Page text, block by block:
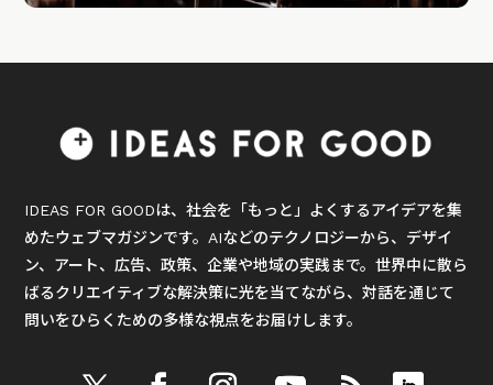
IDEAS FOR GOODは、社会を「もっと」よくするアイデアを集
めたウェブマガジンです。AIなどのテクノロジーから、デザイ
ン、アート、広告、政策、企業や地域の実践まで。世界中に散ら
ばるクリエイティブな解決策に光を当てながら、対話を通じて
問いをひらくための多様な視点をお届けします。